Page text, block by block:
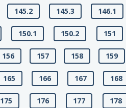
145.2 145.3 146.1
150.1 150.2 151
156 157 158 159
165 166 167 168
175 176 177 178